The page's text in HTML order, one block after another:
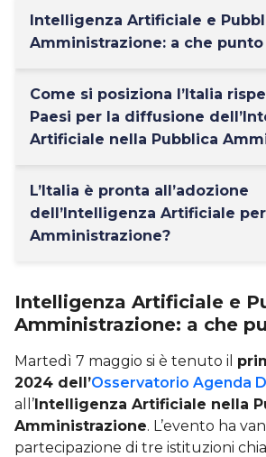
Intelligenza Artificiale e
Amministrazione: a che punto
Come si posiziona l’Italia
Paesi per la diffusione
Artificiale nella Pubblica
L’Italia è pronta all’adozione
dell’Intelligenza Artificiale
Amministrazione?
Intelligenza Artificiale e
Amministrazione: a che
Martedì 7 maggio si è tenuto il
2024 dell’Osservatorio Agenda
all’Intelligenza Artificiale nella
Amministrazione. L’evento ha
partecipazione di tre istituzioni